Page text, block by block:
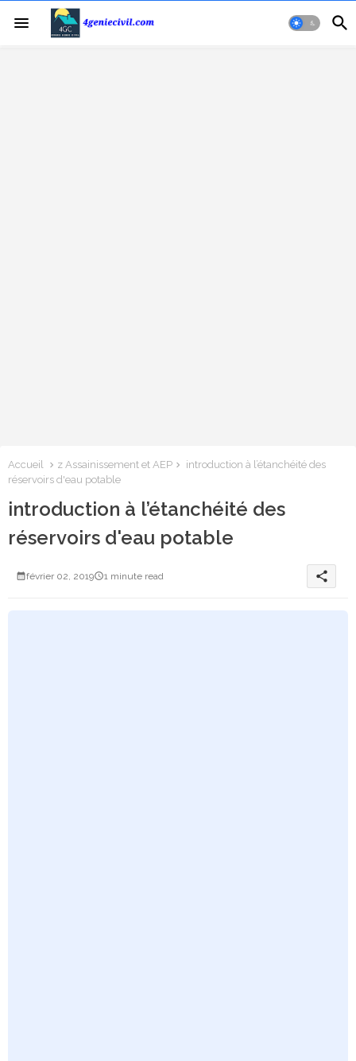
Accueil z Assainissement et AEP
introduction à l’étanchéité des
réservoirs d'eau potable
introduction à l’étanchéité des
réservoirs d'eau potable
février 02, 2019 1 minute read share